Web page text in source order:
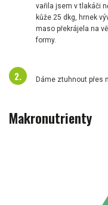
vařila jsem v tlakáči
kůže 25 dkg, hrnek
maso překrájela na
formy.
Dáme ztuhnout přes
Makronutrienty